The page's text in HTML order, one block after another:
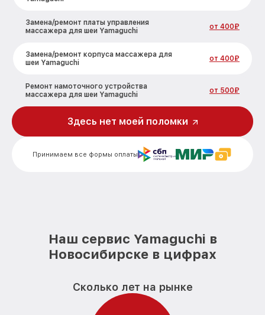
Замена/ремонт платы управления
массажера для шеи Yamaguchi
от 400₽
Замена/ремонт корпуса массажера для
шеи Yamaguchi
от 400₽
Ремонт намоточного устройства
массажера для шеи Yamaguchi
от 500₽
Замена вибрирующей насадки
массажера для шеи Yamaguchi
Принимаем все формы оплаты
Здесь нет моей поломки
Наш сервис Yamaguchi в
Новосибирске в цифрах
Сколько лет на рынке